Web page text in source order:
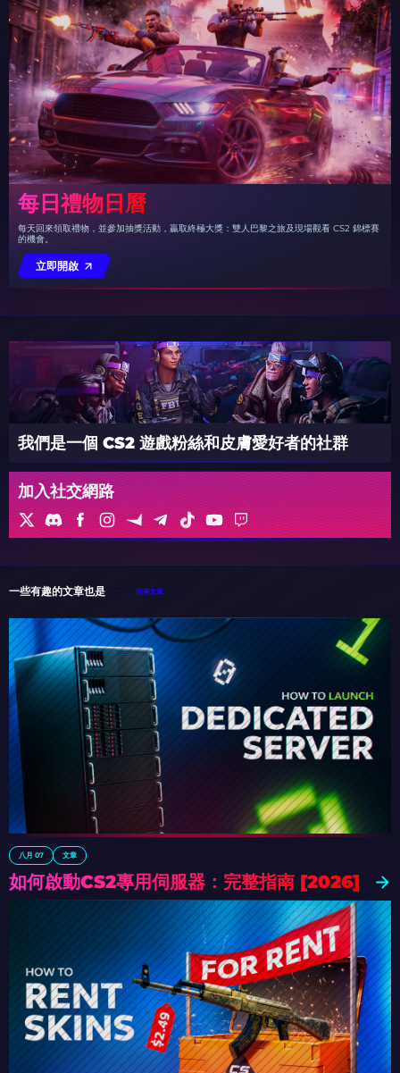
每日禮物日曆
每天回來領取禮物，並參加抽獎活動，贏取終極大獎：雙人巴黎之旅及現場觀看 CS2 錦標賽
的機會。
立即開啟
我們是一個 CS2 遊戲粉絲和皮膚愛好者的社群
加入社交網路
一些有趣的文章也是 所有文章
八月 07 文章
如何啟動CS2專用伺服器：完整指南 [2026]